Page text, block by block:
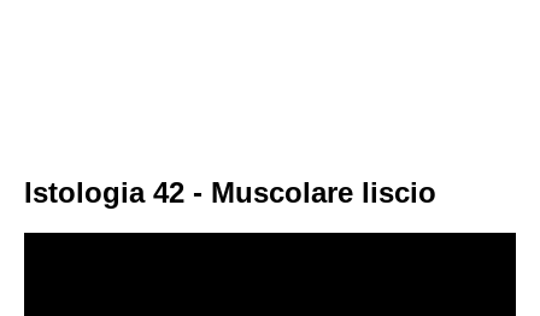
Istologia 42 - Muscolare liscio